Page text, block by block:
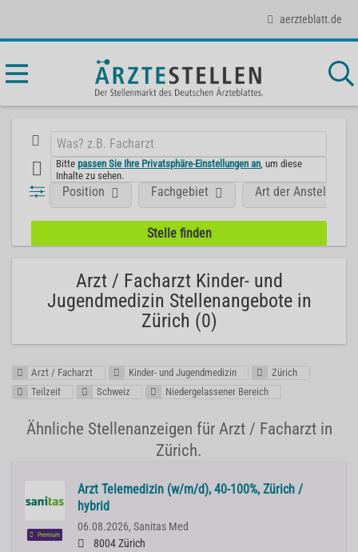
aerzteblatt.de
Bittepassen Sie Ihre Privatsphäre-Einstellungen an , um diese
Inhalte zu sehen.
Position Fachgebiet Art der Anstellung
Arzt / Facharzt Kinder- und
Jugendmedizin Stellenangebote in
Zürich (0)
Arzt / Facharzt Kinder- und Jugendmedizin
Zürich
Teilzeit
Schweiz Niedergelassener Bereich
Ähnliche Stellenanzeigen für Arzt / Facharzt in
Zürich.
Premium
Arzt Telemedizin (w/m/d), 40-100%, Zürich /
hybrid
06.08.2026, Sanitas Med
8004 Zürich